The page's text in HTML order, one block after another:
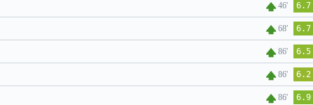
46' 6.7
68' 6.7
86' 6.5
86' 6.2
86' 6.9